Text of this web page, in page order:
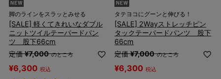
脚のラインをスラッとみせる
[SALE] 軽くてきれいなダブル
ニットツイルテーパードパン
ツ 股下66cm
定価 ¥7,000 のところ
¥6,300 税込
タテヨコにグーンと伸びる！
[SALE] 2Wayストレッチピン
タックテーパードパンツ 股下
66cm
定価 ¥7,000 のところ
¥6,300 税込